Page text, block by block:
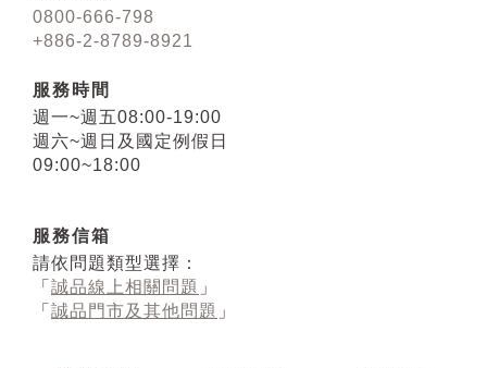
0800-666-798
+886-2-8789-8921
服務時間
週一~週五08:00-19:00
週六~週日及國定例假日
09:00~18:00
服務信箱
請依問題類型選擇：
「 誠品線上相關問題 」
「 誠品門市及其他問題 」